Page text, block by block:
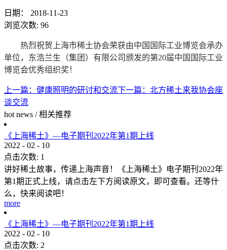
日期：
2018-11-23
浏览次数: 96
热烈祝贺上海市稀土协会荣获由中国国际工业博览会承办
单位，东浩兰生（集团）有限公司颁发的第20届中国国际工业
博览会优秀组织奖！
上一篇： 健康照明的研讨和交流下一篇： 北方稀土来我协会座
谈交流
hot news / 相关推荐
《上海稀土》—电子期刊2022年第1期上线
2022 - 02 - 10
点击次数: 1
讲好稀土故事，传递上海声音！《上海稀土》电子期刊2022年
第1期正式上线，请点击左下方阅读原文，即可查看。还等什
么，快来阅读吧！
more
《上海稀土》—电子期刊2022年第1期上线
2022 - 02 - 10
点击次数: 2